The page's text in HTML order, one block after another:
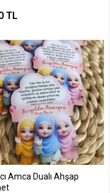
TL
Amca Dualı Ahşap